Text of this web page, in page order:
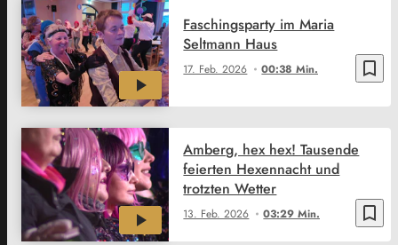
bookmark_border
17. Feb. 2026 00:38 Min.
Faschingsparty im Maria
Seltmann Haus
bookmark_border
13. Feb. 2026 03:29 Min.
Amberg, hex hex! Tausende
feierten Hexennacht und
trotzten Wetter